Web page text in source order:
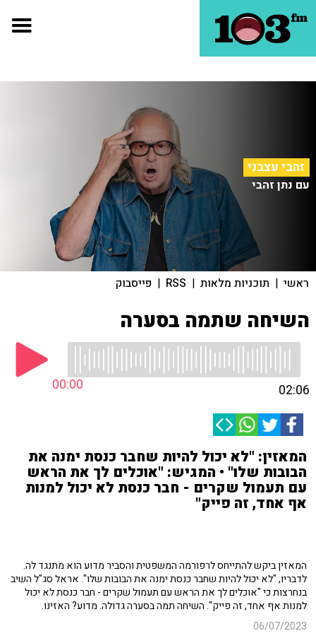
זהבי עצבני
עם נתן זהבי
ראשי | תוכניות מלאות |
RSS
| פייסבוק
השיחה שתמה בסערה
00:00 02:06
המאזין: "לא יכול להיות שחבר כנסת ימנה את
הבובות שלו" • המגיש: "אוכלים לך את הראש
עם תעמול שקרים - חבר כנסת לא יכול למנות
אף אחד, זה פייק"
המאזין ביקש להתייחס לרפורמה המשפטית והסביר מדוע הוא מתנגד לה.
לדבריו, "לא יכול להיות שחבר כנסת ימנה את הבובות שלו". אראל סג"ל השיב
בנחרצות כי "אוכלים לך את הראש עם תעמול שקרים - חבר כנסת לא יכול
למנות אף אחד, זה פייק". השיחה תמה בסערה גדולה. מדוע? האזינו.
06/07/2023